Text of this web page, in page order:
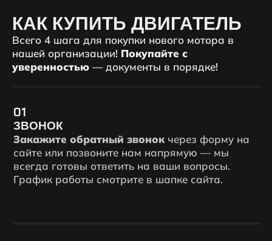
КАК КУПИТЬ ДВИГАТЕЛЬ
Всего 4 шага для покупки нового мотора в
нашей организации! Покупайте с
уверенностью — документы в порядке!
01
ЗВОНОК
Закажите обратный звонокчерез форму на
сайте или позвоните нам напрямую — мы
всегда готовы ответить на ваши вопросы.
График работы смотрите в шапке сайта.